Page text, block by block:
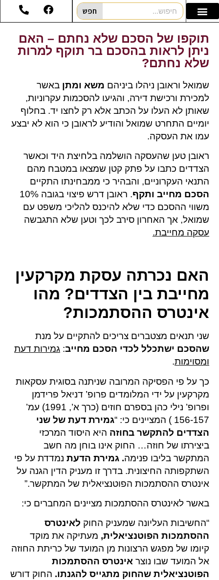
חפש
תוקפו של הסכם שלא נחתם – האם
ניתן לראות בהסכם בר תוקף למרות
שלא נחתם?
שמואל וראובן ניהלו ביניהם משא ומתן באשר
למכירת ורכישת דירה, והגיעו להסכמות עקרוניות,
שאותן לא העלו על הכתב אלא רק לחצו יד. בחלוף
יומיים התחרט שמואל והודיע לראובן כי הוא לא יבצע
עמו את העסקה.
ראובן טען שהעסקה הושלמה בלחיצת היד וכאשר
הצדדים כתבו על פתק קטן שמצאו במטבח מהם
התנאי העקרוניים, והבהיר כי ממבחינתו התקיים
הסכם מחייב ותקף
. ראובן דרש פיצוי בגובה 10%
משווי ההסכם כדי שלא להיכנס להליכי משפט עם
שמואל, אך האחרון סירב לכך וטען שלא התגבשה
עסקה מחייבת.
האם נכרתה עסקת מקרקעין
מחייבת בין הצדדים? מהו
אינטרס ההסתמכות?
שני תנאים מצטברים צריכים להתקיים על מנת
שהסכם ישתכלל לכדי הסכם מחייב: גמירות דעת
ומסוימות.
כך על פי הפסיקה המרובה שניתנה בסוגית עסקאות
מקרקעין על ידי המלומדים פרופ’ דניאל פרידמן
ופרופ’ נילי כהן בספרם חוזים (כרך א’, 1991) עמ’
156-157 ) המציינים כי: “
גמירת דעת של שני
הצדדים להתקשר בחוזה היא היסוד המרכזי
ביצירתו של חוזה… החוק אינו בוחן מה חשב
המתקשר בליבו פנימה. גמירת הדעת נמדדת על פי
השתקפותה החיצונית. בדרך זו מעניק הדין הגנה על
אינטרס ההסתמכות הפוטנציאלית של המתקשר.”
באשר לאינטרס ההסתמכות מציינים המחברים כי:
“החשיבות העליונה שמעניק החוק לאינטרס
ההסתמכות הפוטנציאלית, מעתיקה את מוקד
קיומו של מפגש הרצונות מן המועד של כריתת החוזה
אל המועד שבו נוצר אינטרס ההסתמכות
הפוטנציאלית שהחוק מתגייס להגנתו. החוק דורש